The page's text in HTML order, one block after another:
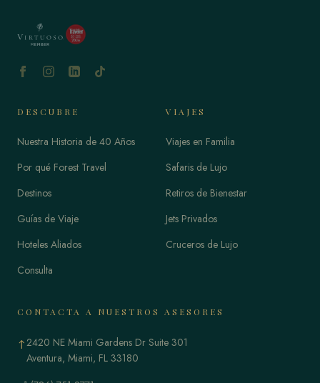
DESCUBRE
Nuestra Historia de 40 Años
Por qué Forest Travel
Destinos
Guías de Viaje
Hoteles Aliados
Consulta
VIAJES
Viajes en Familia
Safaris de Lujo
Retiros de Bienestar
Jets Privados
Cruceros de Lujo
CONTACTA A NUESTROS ASESORES
↑2420 NE Miami Gardens Dr Suite 301
Aventura, Miami, FL 33180